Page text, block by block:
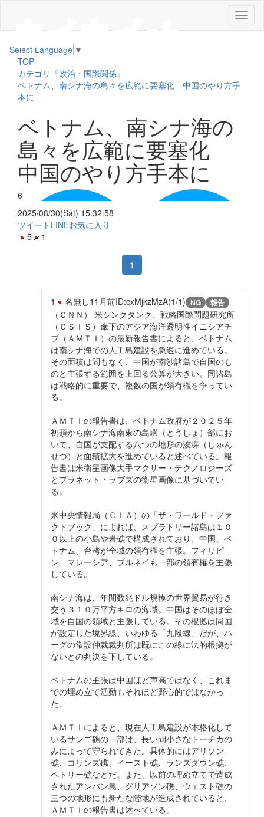
メ
ニ
Select Language ▼
TOP
カテゴリ『政治・国際関係』
ベトナム、南シナ海の島々を広範に要塞化 中国のやり方手
本に
ベトナム、南シナ海の
島々を広範に要塞化
中国のやり方手本に
6
2025/08/30(Sat) 15:32:58
ツイート LINEお気に入り
5
1
1
1 名無し11月前ID:cxMjkzMzA(1/1) NG 報告
（ＣＮＮ） 米シンクタンク、戦略国際問題研究所
（ＣＳＩＳ）傘下のアジア海洋透明性イニシアチ
ブ（ＡＭＴＩ）の最新報告書によると、ベトナム
は南シナ海での人工島建設を急速に進めている。
その面積は間もなく、中国が南沙諸島で自国のも
のと主張する範囲を上回る公算が大きい。同諸島
は戦略的に重要で、複数の国が領有権を争ってい
る。
ＡＭＴＩの報告書は、ベトナム政府が２０２５年
初頭から南シナ海南東の島嶼（とうしょ）部にお
いて、自国が支配する八つの地形の浚渫（しゅん
せつ）と面積拡大を進めていると述べている。報
告書は米衛星画像大手マクサー・テクノロジーズ
とプラネット・ラブズの衛星画像に基づいてい
る。
米中央情報局（ＣＩＡ）の「ザ・ワールド・ファ
クトブック」によれば、スプラトリー諸島は１０
０以上の小島や岩礁で構成されており、中国、ベ
トナム、台湾が全域の領有権を主張。フィリピ
ン、マレーシア、ブルネイも一部の領有権を主張
している。
南シナ海は、年間数兆ドル規模の世界貿易が行き
交う３１０万平方キロの海域。中国はそのほぼ全
域を自国の領域と主張している。その根拠は同国
が設定した境界線、いわゆる「九段線」だが、ハ
ーグの常設仲裁裁判所は既にこの線に法的根拠が
ないとの判決を下している。
ベトナムの主張は中国ほど声高ではなく、これま
での埋め立て活動もそれほど野心的ではなかっ
た。
ＡＭＴＩによると、現在人工島建設が本格化して
いるサンゴ礁の一部は、長い間小さなトーチカの
みによって守られてきた。具体的にはアリソン
礁、コリンズ礁、イースト礁、ランズダウン礁、
ペトリー礁などだ。また、以前の埋め立てで造成
されたアンバン島、グリアソン礁、ウェスト礁の
三つの地形にも新たな陸地が造成されていると、
ＡＭＴＩの報告書は述べている。